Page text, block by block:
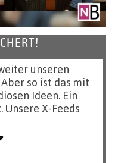
unseren
so ist das mit
Ideen. Ein
Unsere X-Feeds